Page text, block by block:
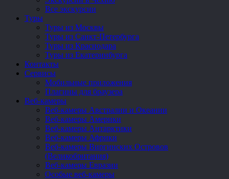
Все экскурсии
Туры
Туры из Москвы
Туры из Санкт-Петербурга
Туры из Краснодара
Туры из Екатеринбурга
Контакты
Сервисы
Мобильные приложения
Плагины для браузера
Веб-камеры
Веб-камеры Австралии и Океании
Веб-камеры Америки
Веб-камеры Антарктики
Веб-камеры Африки
Веб-камеры Виргинских Островов
(Великобритания)
Веб-камеры Евразии
Особые веб-камеры